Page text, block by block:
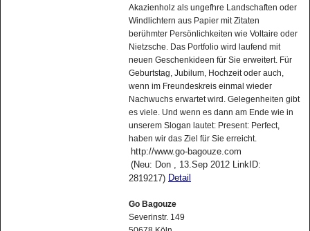
Akazienholz als ungefhre Landschaften oder
Windlichtern aus Papier mit Zitaten
berühmter Persönlichkeiten wie Voltaire oder
Nietzsche. Das Portfolio wird laufend mit
neuen Geschenkideen für Sie erweitert. Für
Geburtstag, Jubilum, Hochzeit oder auch,
wenn im Freundeskreis einmal wieder
Nachwuchs erwartet wird. Gelegenheiten gibt
es viele. Und wenn es dann am Ende wie in
unserem Slogan lautet: Present: Perfect,
haben wir das Ziel für Sie erreicht.
http://www.go-bagouze.com
(Neu: Don , 13.Sep 2012 LinkID:
2819217) Detail
Go Bagouze
Severinstr. 149